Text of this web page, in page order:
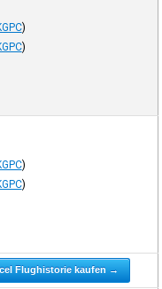
)
)
)
)
Flughistorie kaufen →